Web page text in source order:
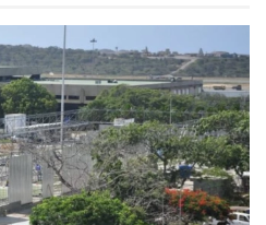
TITULARES
HORA
y AN2015 en
mesa de diálogo
ÚLTIMA HORA
81 años de la
atómica. Japón